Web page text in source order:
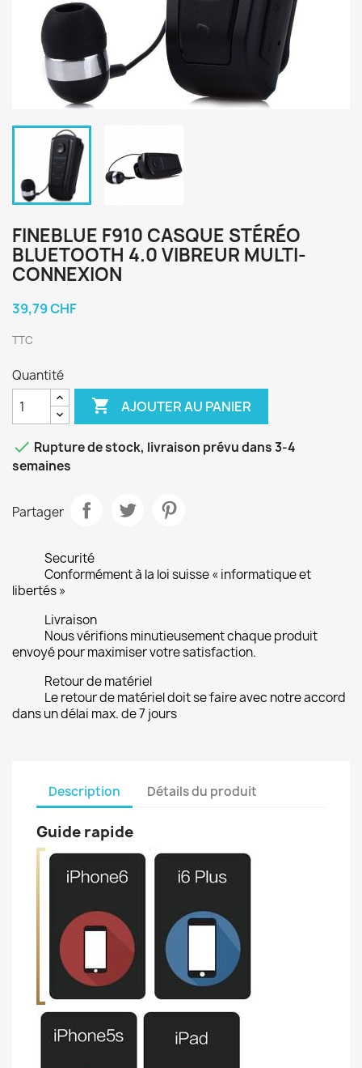
FINEBLUE F910 CASQUE STÉRÉO
BLUETOOTH 4.0 VIBREUR MULTI-
CONNEXION
39,79 CHF
TTC
Quantité
 AJOUTER AU PANIER
 Rupture de stock, livraison prévu dans 3-4
semaines
Partager
Securité
Conformément à la loi suisse « informatique et
libertés »
Livraison
Nous vérifions minutieusement chaque produit
envoyé pour maximiser votre satisfaction.
Retour de matériel
Le retour de matériel doit se faire avec notre accord
dans un délai max. de 7 jours
Description Détails du produit
Guide rapide